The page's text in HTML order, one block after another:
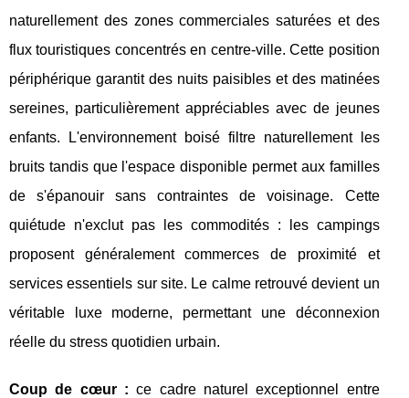
naturellement des zones commerciales saturées et des
flux touristiques concentrés en centre-ville. Cette position
périphérique garantit des nuits paisibles et des matinées
sereines, particulièrement appréciables avec de jeunes
enfants. L'environnement boisé filtre naturellement les
bruits tandis que l'espace disponible permet aux familles
de s'épanouir sans contraintes de voisinage. Cette
quiétude n'exclut pas les commodités : les campings
proposent généralement commerces de proximité et
services essentiels sur site. Le calme retrouvé devient un
véritable luxe moderne, permettant une déconnexion
réelle du stress quotidien urbain.
Coup de cœur : ce cadre naturel exceptionnel entre